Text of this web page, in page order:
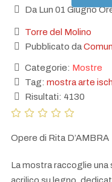
Da Lun 01 Giugno
Torre del Molino
Pubblicato da
Categorie: Mostre
Tag: mostra arte
Risultati: 4130
Opere di Rita D’AMBRA
La mostra raccoglie
acrilico su legno,